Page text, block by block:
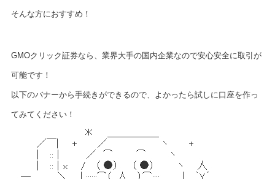
そんな方におすすめ！
GMOクリック証券なら、業界大手の国内企業なので安心安全に取引が
可能です！
以下のバナーから手続きができるので、よかったら試しに口座を作っ
てみてください！